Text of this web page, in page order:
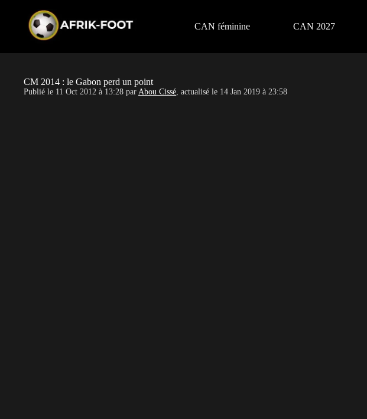
CAN féminine CAN 2027
CM 2014 : le Gabon perd un point
Publié le 11 Oct 2012 à 13:28 par Abou Cissé, actualisé le 14 Jan 2019 à 23:58